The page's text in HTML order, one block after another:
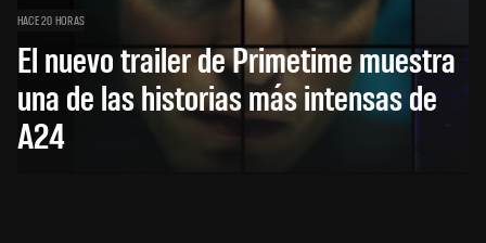
HACE 20 HORAS
El nuevo trailer de Primetime muestra
una de las historias más intensas de
A24